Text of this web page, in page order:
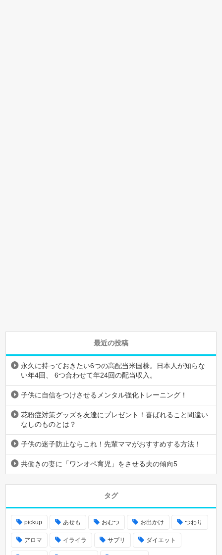
最近の投稿
永久に持っておきたい6つの高配当米国株。日本人が知らな
い年4回、 6つ合わせて年24回の配当収入。
子供に自信をつけさせるメンタル強化トレーニング！
花粉症対策グッズを友達にプレゼント！喜ばれること間違い
なしのものとは？
子供の迷子防止ならこれ！先輩ママがおすすめする方法！
共働きの妻に「ワンオペ育児」をさせる夫の傾向5
タグ
pickup あせも おむつ お出かけ つわり
アロマ イライラ サプリ ダイエット